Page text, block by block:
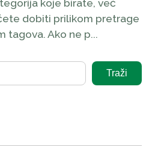
koje birate, već
dobiti prilikom pretrage
tagova. Ako ne p...
Traži